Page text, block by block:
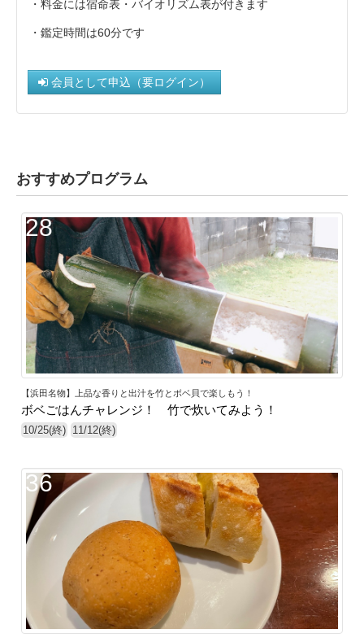
・料金には宿命表・バイオリズム表が付きます
・鑑定時間は60分です
会員として申込（要ログイン）
おすすめプログラム
28
【浜田名物】上品な香りと出汁を竹とボベ貝で楽しもう！
ボベごはんチャレンジ！ 竹で炊いてみよう！
10/25(終) 11/12(終)
36